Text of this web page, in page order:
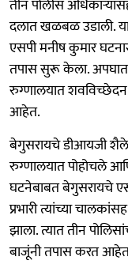
तीन पोलीस
दलात खळबळ उडाली.
एसपी मनीष कुमार
तपास सुरू केला.
रुग्णालयात
आहेत.
बेगुसरायचे डीआयजी
रुग्णालयात पोहोचले
घटनेबाबत बेगुसरायचे
प्रभारी त्यांच्या
झाला. त्यात तीन
बाजूंनी तपास करत